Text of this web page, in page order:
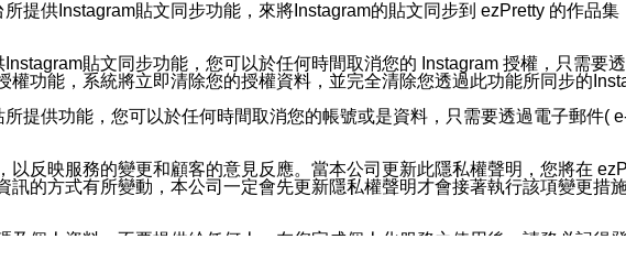
提供Instagram貼文同步功能，來將Instagram的貼文同步到 ezPretty 的作品
貼文同步功能，您可以於任何時間取消您的 Instagram 授權，只需
權功能，系統將立即清除您的授權資料，並完全清除您透過此功能所同步的
提供功能，您可以於任何時間取消您的帳號或是資料，只需要透過電子郵件(
以反映服務的變更和顧客的意見反應。當本公司更新此隱私權聲明，您將在
訊的方式有所變動，本公司一定會先更新隱私權聲明才會接著執行該項變更
及個人資料，不要提供給任何人。在您完成個人化服務之使用後，請務必記得
信件或進入所機關管理區。